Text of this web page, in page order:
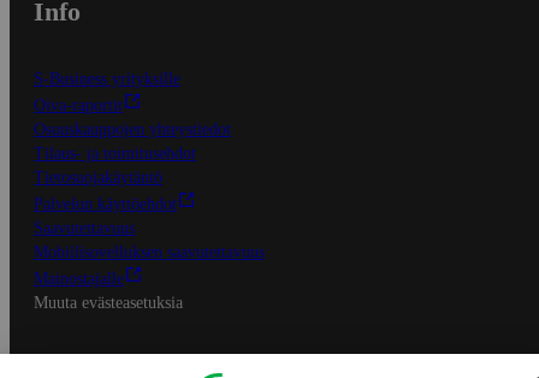
Info
S-Business yrityksille
Oiva-raportit
Osuuskauppojen yhteystiedot
Tilaus- ja toimitusehdot
Tietosuojakäytäntö
Palvelun käyttöehdot
Saavutettavuus
Mobiilisovelluksen saavutettavuus
Mainostajalle
Muuta evästeasetuksia